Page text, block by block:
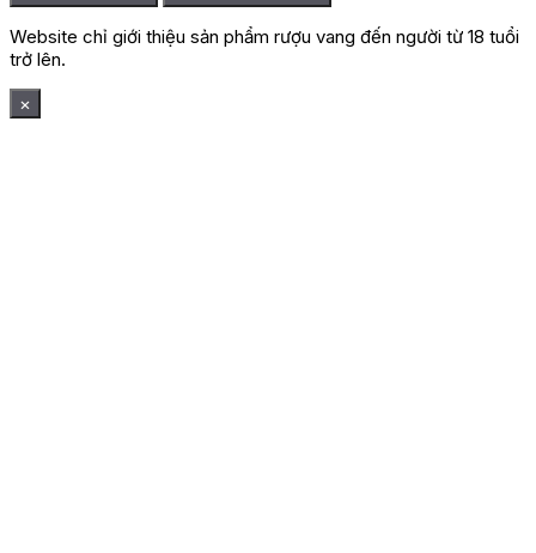
Website chỉ giới thiệu sản phẩm rượu vang đến người từ 18 tuổi
trở lên.
×